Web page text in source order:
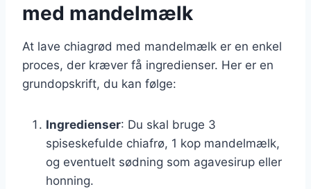
med mandelmælk
At lave chiagrød med mandelmælk er en enkel
proces, der kræver få ingredienser. Her er en
grundopskrift, du kan følge:
Ingredienser: Du skal bruge 3
spiseskefulde chiafrø, 1 kop mandelmælk,
og eventuelt sødning som agavesirup eller
honning.